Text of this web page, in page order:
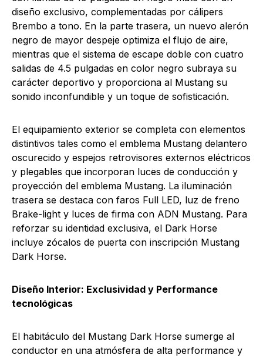
diseño exclusivo, complementadas por cálipers
Brembo a tono. En la parte trasera, un nuevo alerón
negro de mayor despeje optimiza el flujo de aire,
mientras que el sistema de escape doble con cuatro
salidas de 4.5 pulgadas en color negro subraya su
carácter deportivo y proporciona al Mustang su
sonido inconfundible y un toque de sofisticación.
El equipamiento exterior se completa con elementos
distintivos tales como el emblema Mustang delantero
oscurecido y espejos retrovisores externos eléctricos
y plegables que incorporan luces de conducción y
proyección del emblema Mustang. La iluminación
trasera se destaca con faros Full LED, luz de freno
Brake-light y luces de firma con ADN Mustang. Para
reforzar su identidad exclusiva, el Dark Horse
incluye zócalos de puerta con inscripción Mustang
Dark Horse.
Diseño Interior: Exclusividad y Performance
tecnológicas
El habitáculo del Mustang Dark Horse sumerge al
conductor en una atmósfera de alta performance y